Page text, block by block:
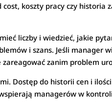
koszty pracy czy
liczby i wiedzieć, jakie
i szans. Jeśli manager
zanim problem
Dostęp do historii cen i
managerów w